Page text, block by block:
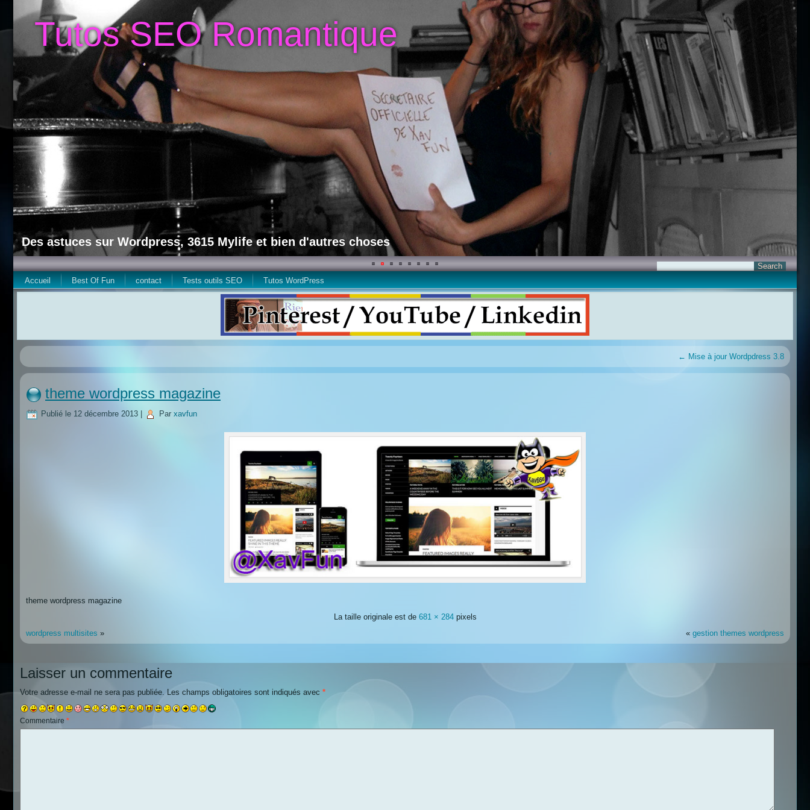
Tutos SEO Romantique
Des astuces sur Wordpress, 3615 Mylife et bien d'autres choses
Accueil Best Of Fun contact Tests outils SEO Tutos WordPress
← Mise à jour Wordpdress 3.8
theme wordpress magazine
Publié le 12 décembre 2013 Par xavfun
theme wordpress magazine
La taille originale est de 681 × 284pixels
wordpress multisites » « gestion themes wordpress
Laisser un commentaire
Votre adresse e-mail ne sera pas publiée. Les champs obligatoires sont indiqués avec *
Commentaire *